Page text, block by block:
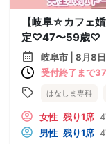
【岐阜☆カフェ
定♡47〜59歳♡
岐阜市 | 8月8
受付終了まで
はなしま専科
女性 残り1席
男性 残り1席